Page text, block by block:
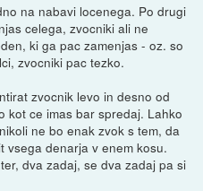
na nabavi locenega. Po drugi
celega, zvocniki ali ne
ki ga pac zamenjas - oz. so
zvocniki pac tezko.
zvocnik levo in desno od
kot ce imas bar spredaj. Lahko
ne bo enak zvok s tem, da
vsega denarja v enem kosu.
dva zadaj, se dva zadaj pa si